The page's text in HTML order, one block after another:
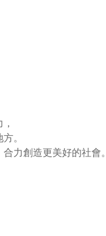
。
力創造更美好的社會。